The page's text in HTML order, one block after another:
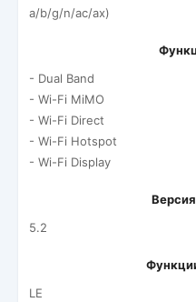
a/b/g/n/ac/ax)
- Dual Band
- Wi-Fi MiMO
- Wi-Fi Direct
- Wi-Fi Hotspot
- Wi-Fi Display
5.2
LE